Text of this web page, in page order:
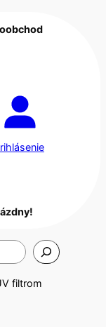
filtrom